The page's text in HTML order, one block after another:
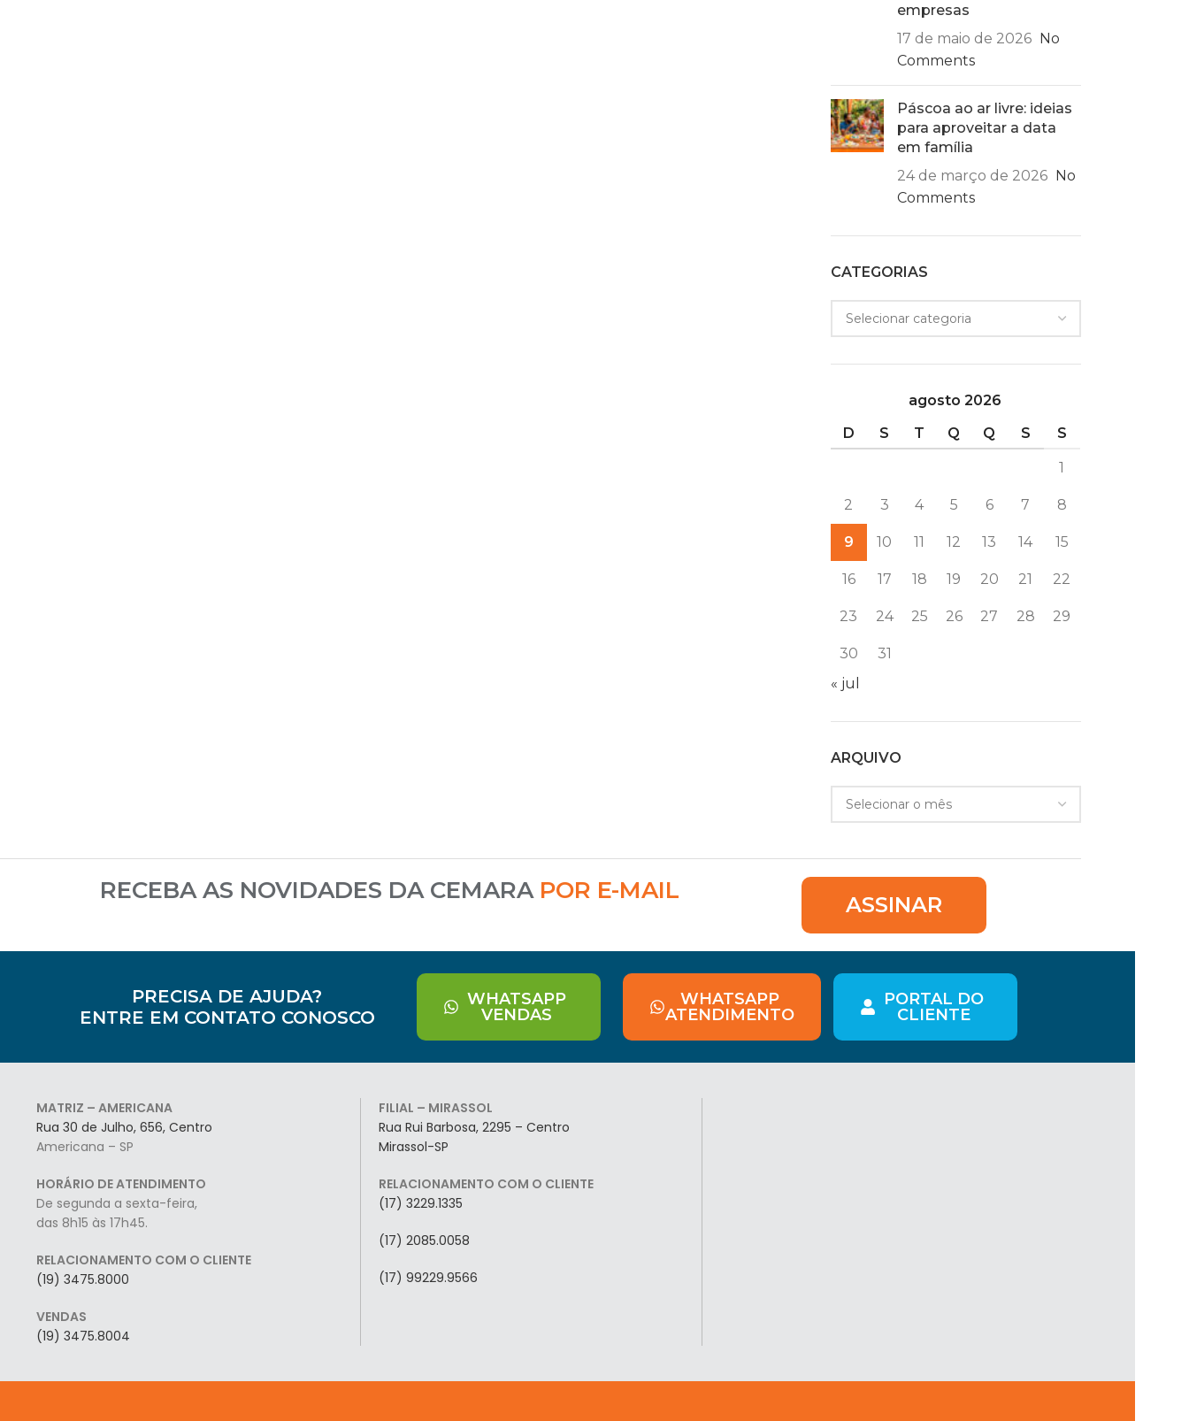
empresas
17 de maio de 2026 No
Comments
Páscoa ao ar livre: ideias
para aproveitar a data
em família
24 de março de 2026 No
Comments
CATEGORIAS
agosto 2026
D
S T Q Q S S
1
2 3 4 5 6 7 8
9 10 11 12 13 14 15
16 17 18 19 20 21 22
23 24 25 26 27 28 29
30
31
« jul
ARQUIVO
RECEBA AS NOVIDADES DA CEMARA POR E-MAIL
ASSINAR
PRECISA DE AJUDA?
ENTRE EM CONTATO CONOSCO
WHATSAPP
VENDAS
WHATSAPP
ATENDIMENTO
PORTAL DO
CLIENTE
MATRIZ – AMERICANA
Rua 30 de Julho, 656, Centro
Americana – SP
HORÁRIO DE ATENDIMENTO
De segunda a sexta-feira,
das 8h15 às 17h45.
RELACIONAMENTO COM O CLIENTE
(19) 3475.8000
VENDAS
(19) 3475.8004
FILIAL – MIRASSOL
Rua Rui Barbosa, 2295 – Centro
Mirassol-SP
RELACIONAMENTO COM O CLIENTE
(17) 3229.1335
(17) 2085.0058
(17) 99229.9566